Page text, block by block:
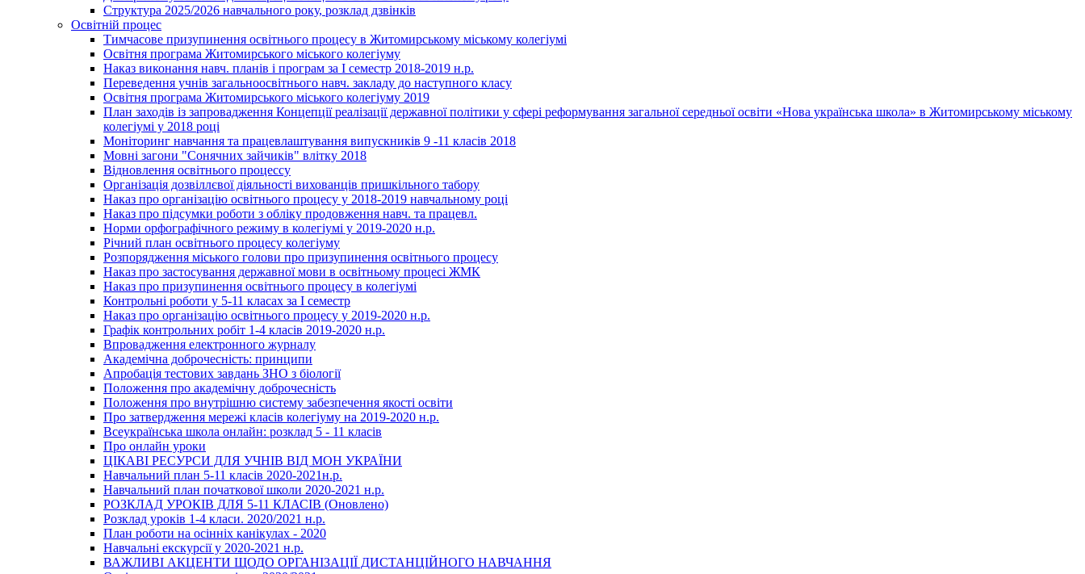
Структура 2025/2026 навчального року, розклад дзвінків
Освітній процес
Тимчасове призупинення освітнього процесу в Житомирському міському колегіумі
Освітня програма Житомирського міського колегіуму
Наказ виконання навч. планів і програм за І семестр 2018-2019 н.р.
Переведення учнів загальноосвітнього навч. закладу до наступного класу
Освітня програма Житомирського міського колегіуму 2019
План заходів із запровадження Концепції реалізації державної політики у сфері реформування загальної середньої освіти «Нова українська школа» в Житомирському міському
колегіумі у 2018 році
Моніторинг навчання та працевлаштування випускників 9 -11 класів 2018
Мовні загони "Сонячних зайчиків" влітку 2018
Відновлення освітнього процессу
Організація дозвіллєвої діяльності вихованців пришкільного табору
Наказ про організацію освітнього процесу у 2018-2019 навчальному році
Наказ про підсумки роботи з обліку продовження навч. та працевл.
Норми орфографічного режиму в колегіумі у 2019-2020 н.р.
Річний план освітнього процесу колегіуму
Розпорядження міського голови про призупинення освітнього процесу
Наказ про застосування державної мови в освітньому процесі ЖМК
Наказ про призупинення освітнього процесу в колегіумі
Контрольні роботи у 5-11 класах за І семестр
Наказ про організацію освітнього процесу у 2019-2020 н.р.
Графік контрольних робіт 1-4 класів 2019-2020 н.р.
Впровадження електронного журналу
Академічна доброчесність: принципи
Апробація тестових завдань ЗНО з біології
Положення про академічну доброчесність
Положення про внутрішню систему забезпечення якості освіти
Про затвердження мережі класів колегіуму на 2019-2020 н.р.
Всеукраїнська школа онлайн: розклад 5 - 11 класів
Про онлайн уроки
ЦІКАВІ РЕСУРСИ ДЛЯ УЧНІВ ВІД МОН УКРАЇНИ
Навчальний план 5-11 класів 2020-2021н.р.
Навчальний план початкової школи 2020-2021 н.р.
РОЗКЛАД УРОКІВ ДЛЯ 5-11 КЛАСІВ (Оновлено)
Розклад уроків 1-4 класи. 2020/2021 н.р.
План роботи на осінніх канікулах - 2020
Навчальні екскурсії у 2020-2021 н.р.
ВАЖЛИВІ АКЦЕНТИ ЩОДО ОРГАНІЗАЦІЇ ДИСТАНЦІЙНОГО НАВЧАННЯ